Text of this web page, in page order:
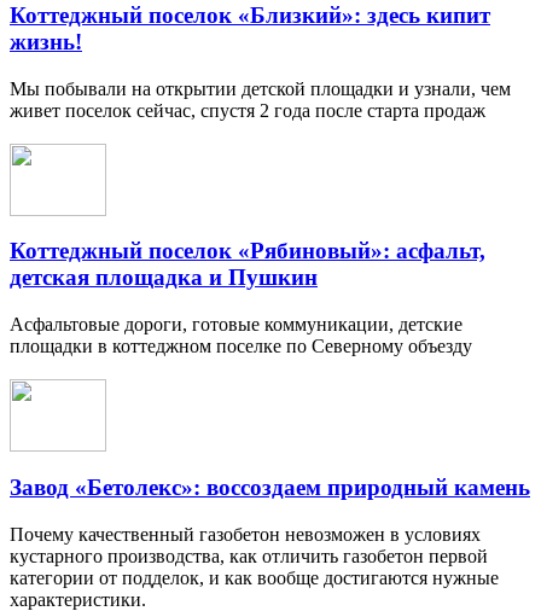
Коттеджный поселок «Близкий»: здесь кипит
жизнь!
Мы побывали на открытии детской площадки и узнали, чем
живет поселок сейчас, спустя 2 года после старта продаж
Коттеджный поселок «Рябиновый»: асфальт,
детская площадка и Пушкин
Асфальтовые дороги, готовые коммуникации, детские
площадки в коттеджном поселке по Северному объезду
Завод «Бетолекс»: воссоздаем природный камень
Почему качественный газобетон невозможен в условиях
кустарного производства, как отличить газобетон первой
категории от подделок, и как вообще достигаются нужные
характеристики.